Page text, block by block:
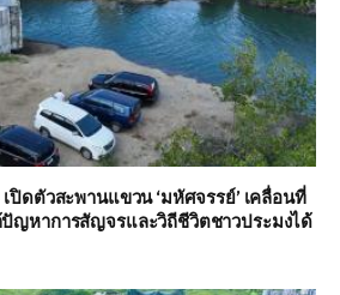
ปิดตัวสะพานแขวน ‘มหัศจรรย์’ เคลื่อนที่
ญหาการสัญจรและวิถีชีวิตชาวประมงได้